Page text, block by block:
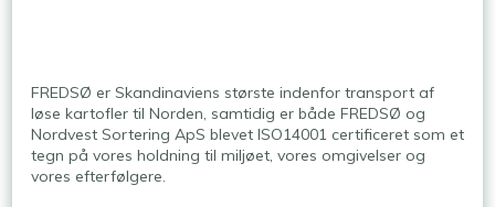
​FREDSØ er Skandinaviens største indenfor transport af
løse kartofler til Norden, samtidig er både FREDSØ og
Nordvest Sortering ApS blevet ISO14001 certificeret som et
tegn på vores holdning til miljøet, vores omgivelser og
vores efterfølgere.